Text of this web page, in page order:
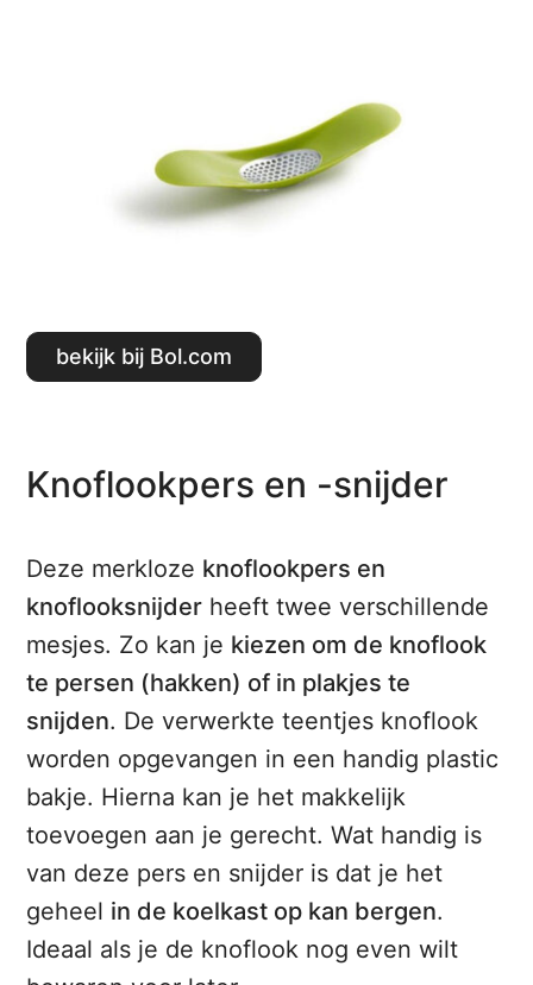
Bekijk bij Bol.com
Knoflookpers en -snijder
Deze merkloze knoflookpers en
knoflooksnijder heeft twee verschillende
mesjes. Zo kan je kiezen om de knoflook
te persen (hakken) of in plakjes te
snijden. De verwerkte teentjes knoflook
worden opgevangen in een handig plastic
bakje. Hierna kan je het makkelijk
toevoegen aan je gerecht. Wat handig is
van deze pers en snijder is dat je het
geheel in de koelkast op kan bergen.
Ideaal als je de knoflook nog even wilt